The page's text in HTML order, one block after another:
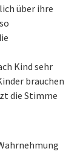
über ihre
Kind sehr
brauchen
die Stimme